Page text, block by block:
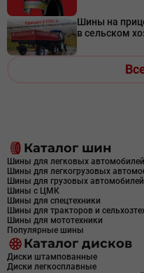
Шины на
в сельском
Каталог шин
Шины для легковых автомобилей
Шины для легкогрузовых
Шины для грузовых автомобилей
Шины с ЦМК
Шины для спецтехники
Шины для тракторов и
Шины для мототехники
Популярные шины
Каталог дисков
Диски штампованные
Диски легкосплавные